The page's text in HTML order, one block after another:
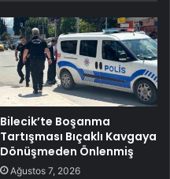
Bilecik’te Boşanma
Tartışması Bıçaklı Kavgaya
Dönüşmeden Önlenmiş
Ağustos 7, 2026